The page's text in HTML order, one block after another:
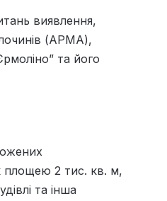
виявлення,
(АРМА),
та його
площею 2 тис. кв. м,
та інша